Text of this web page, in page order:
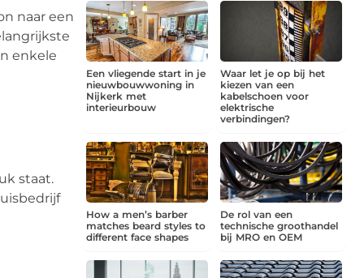
naar een
enkele
staat.
Een vliegende start in je
nieuwbouwwoning in
Nijkerk met
interieurbouw
Waar let je op bij het
kiezen van een
kabelschoen voor
elektrische
verbindingen?
How a men’s barber
matches beard styles to
different face shapes
De rol van een
technische groothandel
bij MRO en OEM